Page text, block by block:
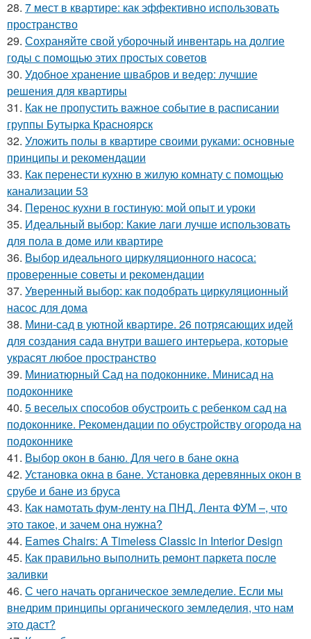
28. 7 мест в квартире: как эффективно использовать
пространство
29. Сохраняйте свой уборочный инвентарь на долгие
годы с помощью этих простых советов
30. Удобное хранение швабров и ведер: лучшие
решения для квартиры
31. Как не пропустить важное событие в расписании
группы Бутырка Красноярск
32. Уложить полы в квартире своими руками: основные
принципы и рекомендации
33. Как перенести кухню в жилую комнату с помощью
канализации 53
34. Перенос кухни в гостиную: мой опыт и уроки
35. Идеальный выбор: Какие лаги лучше использовать
для пола в доме или квартире
36. Выбор идеального циркуляционного насоса:
проверенные советы и рекомендации
37. Уверенный выбор: как подобрать циркуляционный
насос для дома
38. Мини-сад в уютной квартире. 26 потрясающих идей
для создания сада внутри вашего интерьера, которые
украсят любое пространство
39. Миниатюрный Сад на подоконнике. Минисад на
подоконнике
40. 5 веселых способов обустроить с ребенком сад на
подоконнике. Рекомендации по обустройству огорода на
подоконнике
41. Выбор окон в баню. Для чего в бане окна
42. Установка окна в бане. Установка деревянных окон в
срубе и бане из бруса
43. Как намотать фум-ленту на ПНД. Лента ФУМ –, что
это такое, и зачем она нужна?
44. Eames Chairs: A Timeless Classic in Interior Design
45. Как правильно выполнить ремонт паркета после
заливки
46. С чего начать органическое земледелие. Если мы
внедрим принципы органического земледелия, что нам
это даст?